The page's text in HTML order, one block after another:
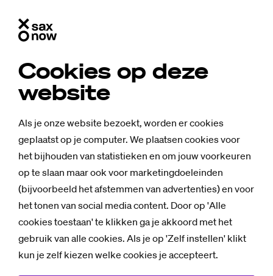
Cookies op deze
website
Als je onze website bezoekt, worden er cookies
geplaatst op je computer. We plaatsen cookies voor
het bijhouden van statistieken en om jouw voorkeuren
op te slaan maar ook voor marketingdoeleinden
(bijvoorbeeld het afstemmen van advertenties) en voor
het tonen van social media content. Door op 'Alle
cookies toestaan' te klikken ga je akkoord met het
gebruik van alle cookies. Als je op 'Zelf instellen' klikt
kun je zelf kiezen welke cookies je accepteert.